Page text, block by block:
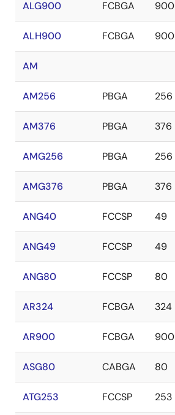
ALG900 FCBGA 900
ALH900 FCBGA 900
AM
AM256 PBGA 256
AM376 PBGA 376
AMG256 PBGA 256
AMG376 PBGA 376
ANG40 FCCSP 49
ANG49 FCCSP 49
ANG80 FCCSP 80
AR324 FCBGA 324
AR900 FCBGA 900
ASG80 CABGA 80
ATG253 FCCSP 253